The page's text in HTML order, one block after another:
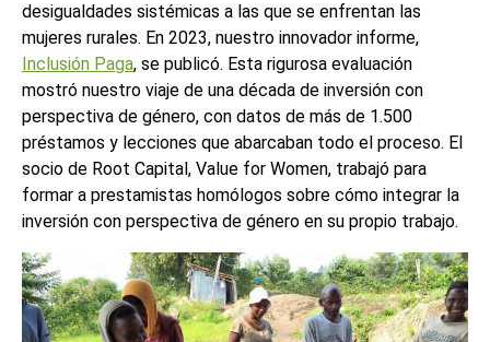
desigualdades sistémicas a las que se enfrentan las
mujeres rurales. En 2023, nuestro innovador informe,
Inclusión Paga, se publicó. Esta rigurosa evaluación
mostró nuestro viaje de una década de inversión con
perspectiva de género, con datos de más de 1.500
préstamos y lecciones que abarcaban todo el proceso. El
socio de Root Capital, Value for Women, trabajó para
formar a prestamistas homólogos sobre cómo integrar la
inversión con perspectiva de género en su propio trabajo.